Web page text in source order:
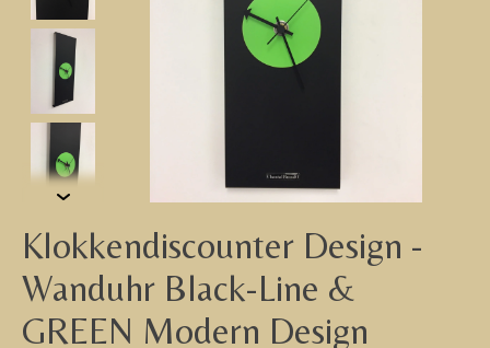
Klokkendiscounter Design -
Wanduhr Black-Line &
GREEN Modern Design